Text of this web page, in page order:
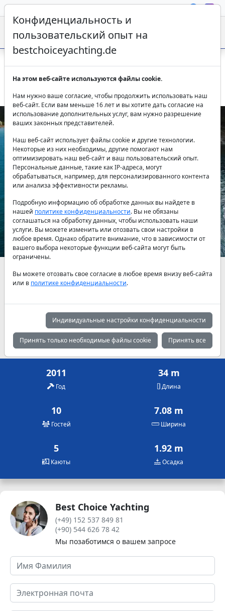
Моторная яхта Acceptus Сплит — аренда для круиза
Previous Next
Наличие и актуальные цены по договоренности
12,145 € 13,575 € 14,145 €
Август
14,145 €
Сентябрь
13,575 €
Октябрь
12,145 €
2011
Год
34 m
Длина
10
Гостей
7.08 m
Ширина
5
Каюты
1.92 m
Осадка
Best Choice Yachting
(+49) 152 537 849 81
(+90) 544 626 78 42
Мы позаботимся о вашем запросе
Конфиденциальность и
пользовательский опыт на
bestchoiceyachting.de
На этом веб-сайте используются файлы cookie.
Нам нужно ваше согласие, чтобы продолжить использовать наш
веб-сайт. Если вам меньше 16 лет и вы хотите дать согласие на
использование дополнительных услуг, вам нужно разрешение
ваших законных представителей.
Наш веб-сайт использует файлы cookie и другие технологии.
Некоторые из них необходимы, другие помогают нам
оптимизировать наш веб-сайт и ваш пользовательский опыт.
Персональные данные, такие как IP-адреса, могут
обрабатываться, например, для персонализированного контента
или анализа эффективности рекламы.
Подробную информацию об обработке данных вы найдете в
нашей политике конфиденциальности. Вы не обязаны
соглашаться на обработку данных, чтобы использовать наши
услуги. Вы можете изменить или отозвать свои настройки в
любое время. Однако обратите внимание, что в зависимости от
вашего выбора некоторые функции веб-сайта могут быть
ограничены.
Вы можете отозвать свое согласие в любое время внизу веб-сайта
или в политике конфиденциальности.
Индивидуальные настройки конфиденциальности
Принять только необходимые файлы cookie Принять все